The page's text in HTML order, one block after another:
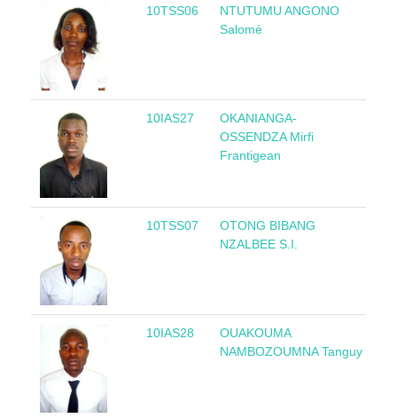
10TSS06
NTUTUMU ANGONO
Salomé
10IAS27
OKANIANGA-
OSSENDZA Mirfi
Frantigean
10TSS07
OTONG BIBANG
NZALBEE S.I.
10IAS28
OUAKOUMA
NAMBOZOUMNA Tanguy